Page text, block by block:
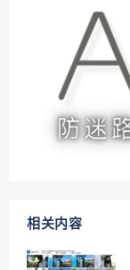
相关内容